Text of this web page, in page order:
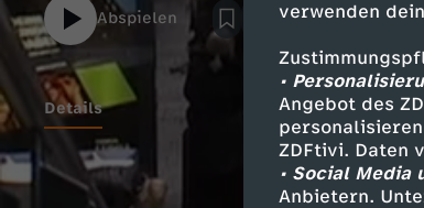
verwenden
•
Angebot des
ZDFtivi. Daten
• Social Media
Anbietern.
Abspielen
Details